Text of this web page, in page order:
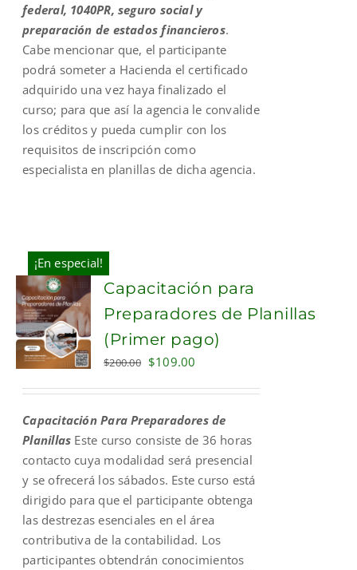
federal, 1040PR, seguro social y
preparación de estados financieros.
Cabe mencionar que, el participante
podrá someter a Hacienda el certificado
adquirido una vez haya finalizado el
curso; para que así la agencia le convalide
los créditos y pueda cumplir con los
requisitos de inscripción como
especialista en planillas de dicha agencia.
¡En especial!
ADD TO
CART
Capacitación para
Preparadores de Planillas
(Primer pago)
$200.00 Original
$200.00.
$109.00
$109.00.
Capacitación Para Preparadores de
Planillas Este curso consiste de 36 horas
contacto cuya modalidad será presencial
y se ofrecerá los sábados. Este curso está
dirigido para que el participante obtenga
las destrezas esenciales en el área
contributiva de la contabilidad. Los
participantes obtendrán conocimientos